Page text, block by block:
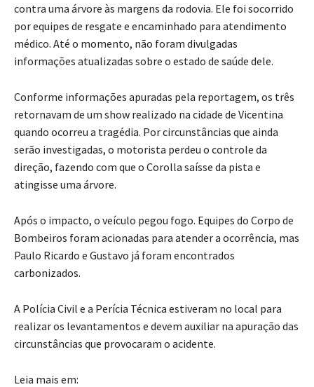
contra uma árvore às margens da rodovia. Ele foi socorrido
por equipes de resgate e encaminhado para atendimento
médico. Até o momento, não foram divulgadas
informações atualizadas sobre o estado de saúde dele.
Conforme informações apuradas pela reportagem, os três
retornavam de um show realizado na cidade de Vicentina
quando ocorreu a tragédia. Por circunstâncias que ainda
serão investigadas, o motorista perdeu o controle da
direção, fazendo com que o Corolla saísse da pista e
atingisse uma árvore.
Após o impacto, o veículo pegou fogo. Equipes do Corpo de
Bombeiros foram acionadas para atender a ocorrência, mas
Paulo Ricardo e Gustavo já foram encontrados
carbonizados.
A Polícia Civil e a Perícia Técnica estiveram no local para
realizar os levantamentos e devem auxiliar na apuração das
circunstâncias que provocaram o acidente.
Leia mais em: